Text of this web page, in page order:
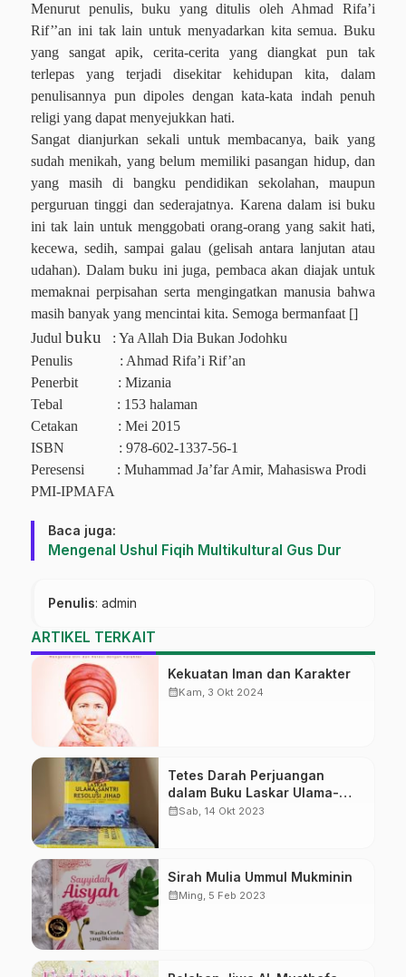
Menurut penulis, buku yang ditulis oleh Ahmad Rifa’i
Rif’’an ini tak lain untuk menyadarkan kita semua. Buku
yang sangat apik, cerita-cerita yang diangkat pun tak
terlepas yang terjadi disekitar kehidupan kita, dalam
penulisannya pun dipoles dengan kata-kata indah penuh
religi yang dapat menyejukkan hati.
Sangat dianjurkan sekali untuk membacanya, baik yang
sudah menikah, yang belum memiliki pasangan hidup, dan
yang masih di bangku pendidikan sekolahan, maupun
perguruan tinggi dan sederajatnya. Karena dalam isi buku
ini tak lain untuk menggobati orang-orang yang sakit hati,
kecewa, sedih, sampai galau (gelisah antara lanjutan atau
udahan). Dalam buku ini juga, pembaca akan diajak untuk
memaknai perpisahan serta mengingatkan manusia bahwa
masih banyak yang mencintai kita. Semoga bermanfaat []
Judul buku
: Ya Allah Dia Bukan Jodohku
Penulis
: Ahmad Rifa’i Rif’an
Penerbit
: Mizania
Tebal
: 153 halaman
Cetakan
: Mei 2015
ISBN
: 978-602-1337-56-1
Peresensi
: Muhammad Ja’far Amir, Mahasiswa Prodi
PMI-IPMAFA
Baca juga:
Mengenal Ushul Fiqih Multikultural Gus Dur
Penulis: admin
ARTIKEL TERKAIT
Kekuatan Iman dan Karakter
calendar_monthKam, 3 Okt 2024
Tetes Darah Perjuangan
dalam Buku Laskar Ulama-
Santri
calendar_monthSab, 14 Okt 2023
Sirah Mulia Ummul Mukminin
calendar_monthMing, 5 Feb 2023